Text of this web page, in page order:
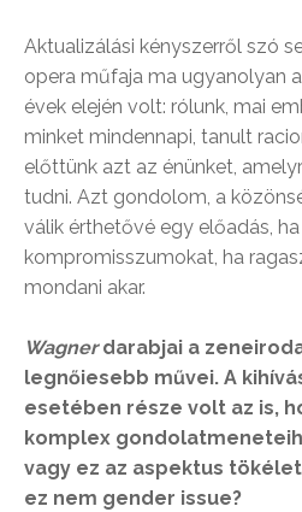
Aktualizálási kényszerről szó
opera műfaja ma ugyanolyan
évek elején volt: rólunk, mai
minket mindennapi, tanult
előttünk azt az énünket,
tudni. Azt gondolom, a
válik érthetővé egy előadás,
kompromisszumokat, ha
mondani akar.
Wagnerdarabjai a
legnőiesebb művei. A
esetében része volt az is,
komplex
vagy ez az aspektus
ez nem gender issue?